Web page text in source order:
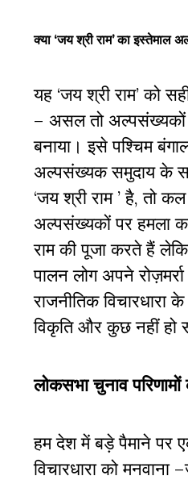
क्या ‘जय श्री राम’ का इस्तेमाल
यह ‘जय श्री राम’ को
– असल तो अल्पसंख्यकों
बनाया। इसे पश्चिम
अल्पसंख्यक समुदाय के
‘जय श्री राम ’ है, तो
अल्पसंख्यकों पर हमला
राम की पूजा करते हैं
पालन लोग अपने
राजनीतिक
विकृति और कुछ नहीं हो
लोकसभा चुनाव
हम देश में बड़े पैमाने पर
विचारधारा को मनवाना